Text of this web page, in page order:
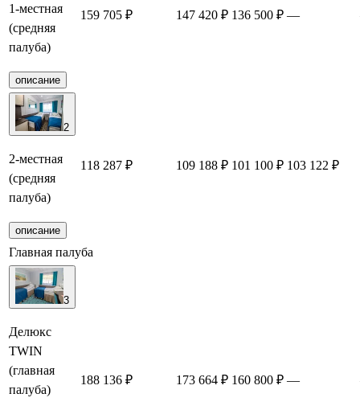
1-местная
(средняя
палуба)
описание
159 705 ₽ 147 420 ₽ 136 500 ₽ —
2
2-местная
(средняя
палуба)
описание
118 287 ₽ 109 188 ₽ 101 100 ₽ 103 122 ₽
Главная палуба
3
Делюкс
TWIN
(главная
палуба)
188 136 ₽ 173 664 ₽ 160 800 ₽ —